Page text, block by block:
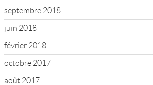
septembre 2018
juin 2018
février 2018
octobre 2017
août 2017